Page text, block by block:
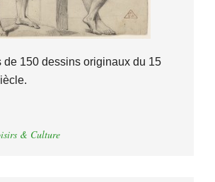
de 150 dessins originaux du 15
& Culture